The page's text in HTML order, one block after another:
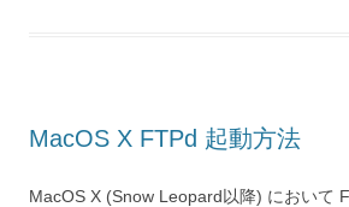
MacOS X FTPd 起動方法
MacOS X (Snow Leopard以降) において